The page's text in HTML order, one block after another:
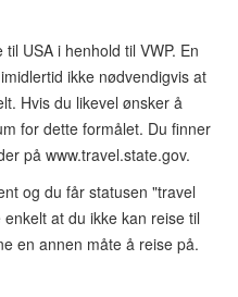
USA i henhold til VWP. En
ikke nødvendigvis at
Hvis du likevel ønsker å
for dette formålet. Du finner
på www.travel.state.gov.
og du får statusen "travel
at du ikke kan reise til
en annen måte å reise på.